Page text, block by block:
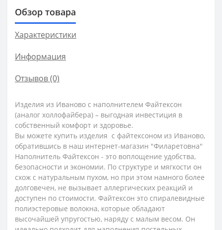
Обзор товара
Характеристики
Информация
Отзывов (0)
Изделия из Иваново с наполнителем Файтексон
(аналог холлофайбера) – выгодная инвестиция в
собственный комфорт и здоровье.
Вы можете купить изделия с файтексоном из Иваново,
обратившись в наш интернет-магазин "Филаретовна"
Наполнитель Файтексон - это воплощение удобства,
безопасности и экономии. По структуре и мягкости он
схож с натуральным пухом, но при этом намного более
долговечен, не вызывает аллергических реакций и
доступен по стоимости. Файтексон это спиралевидные
полиэстеровые волокна, которые обладают
высочайшей упругостью, наряду с малым весом. Он